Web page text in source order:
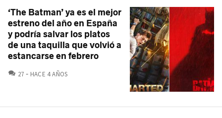
‘The Batman’ ya es el mejor
estreno del año en España
y podría salvar los platos
de una taquilla que volvió a
estancarse en febrero
27 COMENTARIOS
HACE 4 AÑOS